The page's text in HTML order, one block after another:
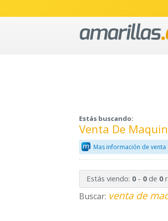
Estás buscando:
Venta De
Mas información de
Estás viendo: 0- 0de 0
Buscar: venta de